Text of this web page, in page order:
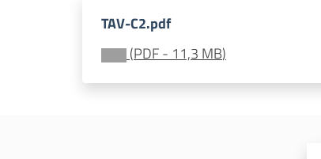
TAV-C2.pdf
(PDF- 11,3 MB)